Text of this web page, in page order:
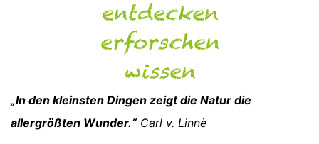
entdecken
erforschen
wissen
„In den kleinsten Dingen zeigt die Natur die
allergrößten Wunder.“Carl v. Linnè